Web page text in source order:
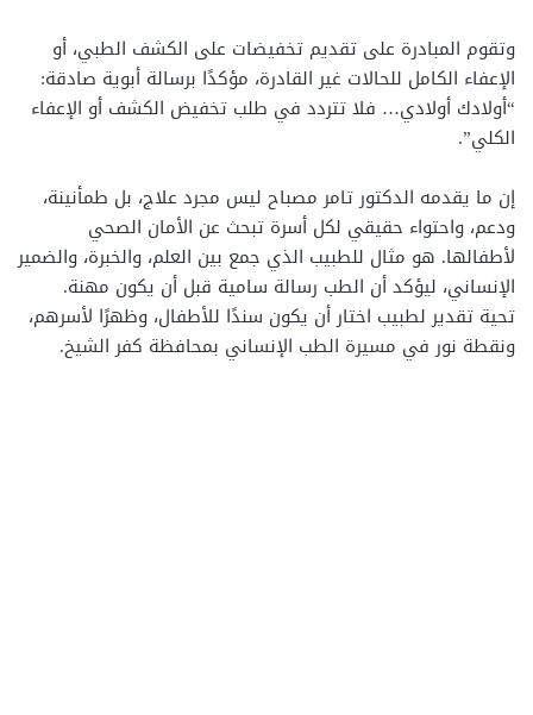
وتقوم المبادرة على تقديم تخفيضات على الكشف الطبي، أو
الإعفاء الكامل للحالات غير القادرة، مؤكدًا برسالة أبوية صادقة:
“أولادك أولادي… فلا تتردد في طلب تخفيض الكشف أو الإعفاء
الكلي”.
إن ما يقدمه الدكتور تامر مصباح ليس مجرد علاج، بل طمأنينة،
ودعم، واحتواء حقيقي لكل أسرة تبحث عن الأمان الصحي
لأطفالها. هو مثال للطبيب الذي جمع بين العلم، والخبرة، والضمير
الإنساني، ليؤكد أن الطب رسالة سامية قبل أن يكون مهنة.
تحية تقدير لطبيب اختار أن يكون سندًا للأطفال، وظهرًا لأسرهم،
ونقطة نور في مسيرة الطب الإنساني بمحافظة كفر الشيخ.